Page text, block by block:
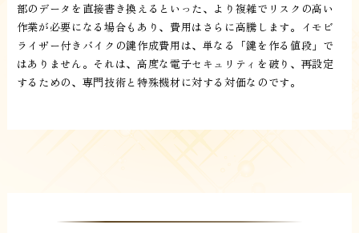
部のデータを直接書き換えるといった、より複雑でリスクの高い
作業が必要になる場合もあり、費用はさらに高騰します。イモビ
ライザー付きバイクの鍵作成費用は、単なる「鍵を作る値段」で
はありません。それは、高度な電子セキュリティを破り、再設定
するための、専門技術と特殊機材に対する対価なのです。